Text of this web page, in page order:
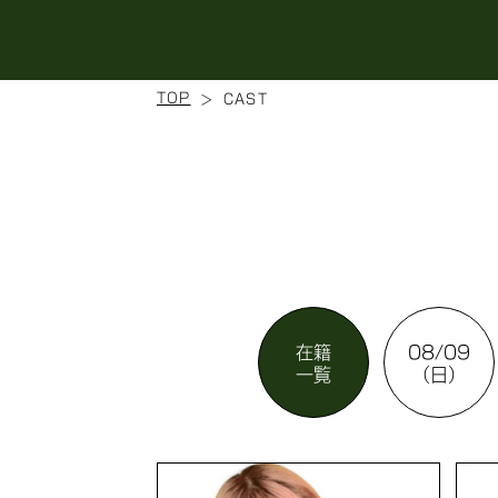
TOP CAST
在籍
一覧
08/09
（日）